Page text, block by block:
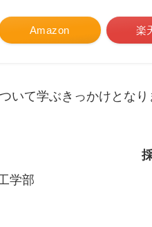
Amazon 楽
いて学ぶきっかけとなり
学部